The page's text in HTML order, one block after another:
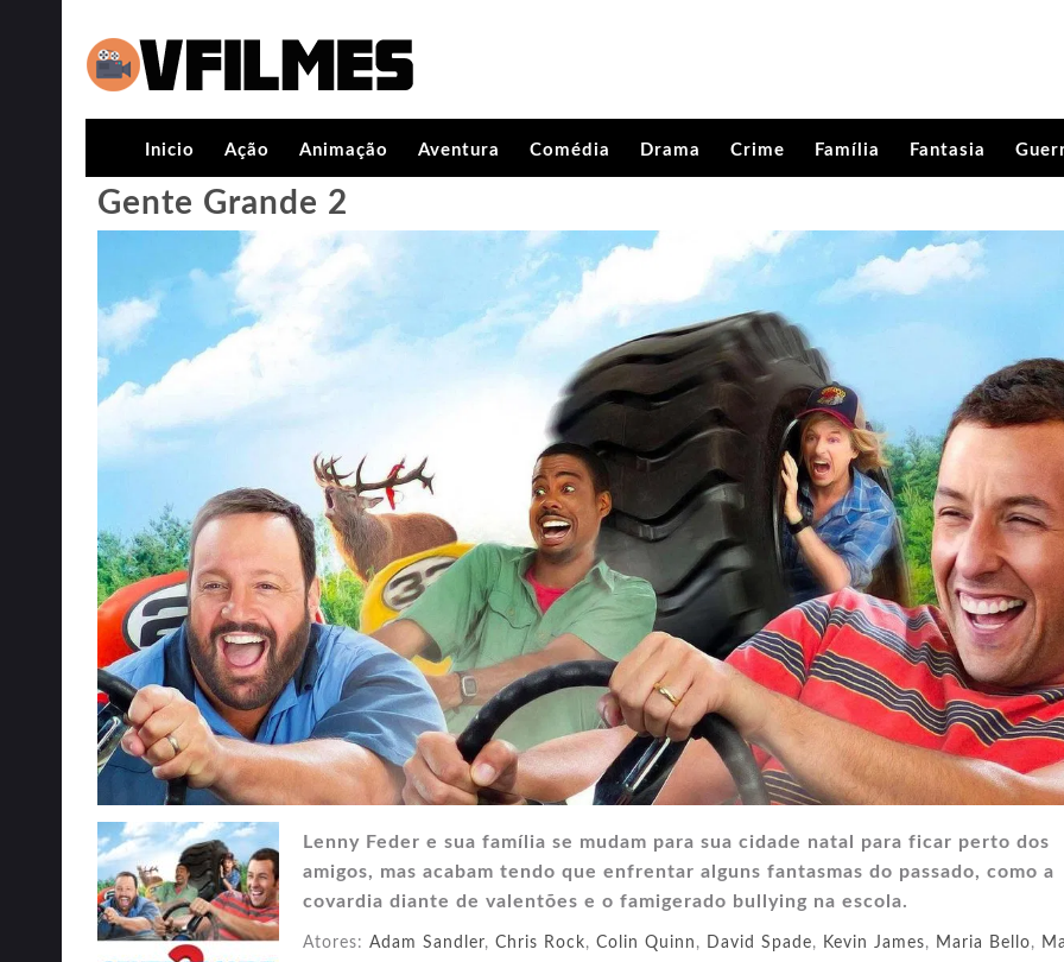
Inicio Ação Animação Aventura Comédia Drama Crime Família Fantasia
Gente Grande 2
Lenny Feder e sua família se mudam para sua cidade natal para ficar perto dos
amigos, mas acabam tendo que enfrentar alguns fantasmas do passado, como a
covardia diante de valentões e o famigerado bullying na escola.
Atores: Adam Sandler, Chris Rock, Colin Quinn , David Spade, Kevin James, Maria Bello,